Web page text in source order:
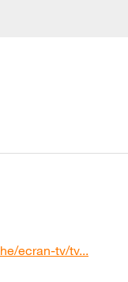
ecran-tv/tv...